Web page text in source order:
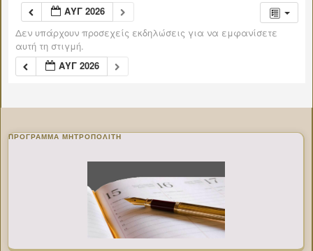
ΑΥΓ 2026
Δεν υπάρχουν προσεχείς εκδηλώσεις για να εμφανίσετε
αυτή τη στιγμή.
ΑΥΓ 2026
ΠΡΌΓΡΑΜΜΑ ΜΗΤΡΟΠΟΛΊΤΗ